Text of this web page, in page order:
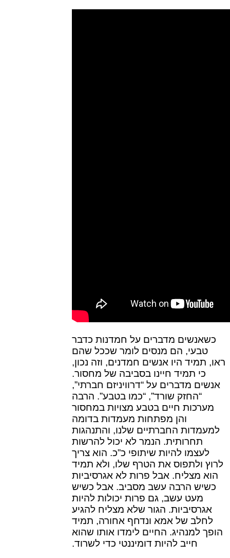
כשאנשים מדברים על חמדנות כדבר
טבעי, הם מנסים לומר שככל שהם
ראו, תמיד היו אנשים חמדנים, וזה נכון,
כי תמיד חיינו בסביבה של מחסור.
אנשים מדברים על “דרוויניזם חברתי”,
“החזק שורד”, “כמו בטבע”. הרבה
מערכות חיים בטבע מצויות במחסור
והן מפתחות מעמדות בדומה
למעמדות החברתיים שלנו, והתנהגות
תחרותית. הנמר לא יכול להרשות
לעצמו להיות שיתופי כ”כ. הוא צריך
לרוץ ולתפוס את הטרף שלו, ולא תמיד
הוא מצליח. אבל פרות לא אגרסיביות
כשיש הרבה עשב מסביב. אבל כשיש
מעט עשב, גם פרות יכולות להיות
אגרסיביות. הגור שלא מצליח להגיע
לחלב של אמא ונדחף אחורה, תמיד
הופך למנהיג. החיים לימדו אותו שהוא
חייב להיות דומיננטי כדי לשרוד.